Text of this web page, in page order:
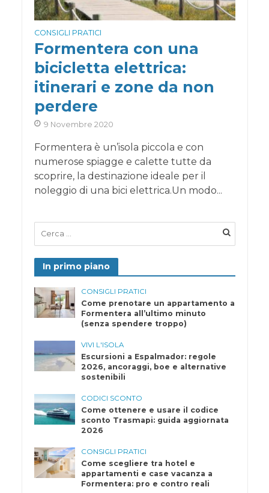
CONSIGLI PRATICI
Formentera con una
bicicletta elettrica:
itinerari e zone da non
perdere
9 Novembre 2020
Formentera è un’isola piccola e con
numerose spiagge e calette tutte da
scoprire, la destinazione ideale per il
noleggio di una bici elettrica.Un modo...
In primo piano
CONSIGLI PRATICI
Come prenotare un appartamento a
Formentera all’ultimo minuto
(senza spendere troppo)
VIVI L'ISOLA
Escursioni a Espalmador: regole
2026, ancoraggi, boe e alternative
sostenibili
CODICI SCONTO
Come ottenere e usare il codice
sconto Trasmapi: guida aggiornata
2026
CONSIGLI PRATICI
Come scegliere tra hotel e
appartamenti e case vacanza a
Formentera: pro e contro reali